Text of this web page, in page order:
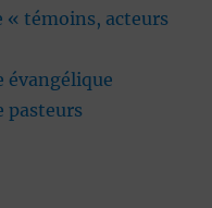
témoins, acteurs
pasteurs